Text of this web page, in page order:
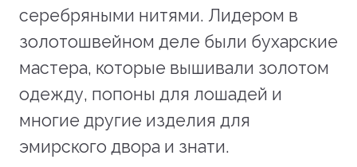
серебряными нитями. Лидером в
золотошвейном деле были бухарские
мастера, которые вышивали золотом
одежду, попоны для лошадей и
многие другие изделия для
эмирского двора и знати.